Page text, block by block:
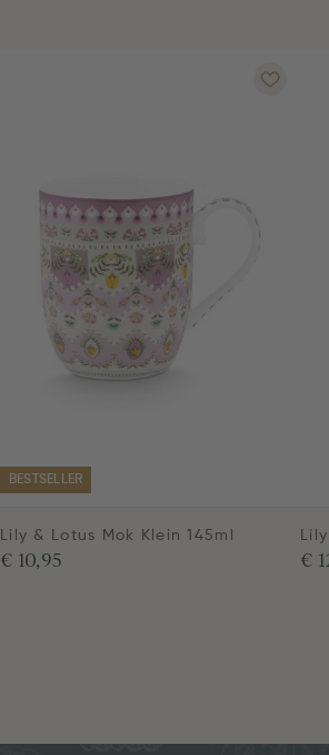
BESTSELLER
Lily & Lotus Mok Klein 145ml
€ 10,95 €